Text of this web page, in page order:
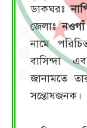
ডাকঘরঃ
জেলাঃনওগাঁ
নামে
বাসিন্দা
জানামতে
সন্তোষজনক।